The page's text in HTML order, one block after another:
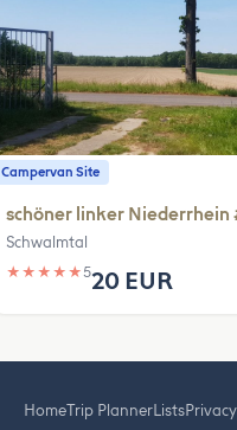
Campervan Site
schöner linker Niederrhein
Schwalmtal
★ ★ ★ ★ ★520 EUR
HomeTrip PlannerLists